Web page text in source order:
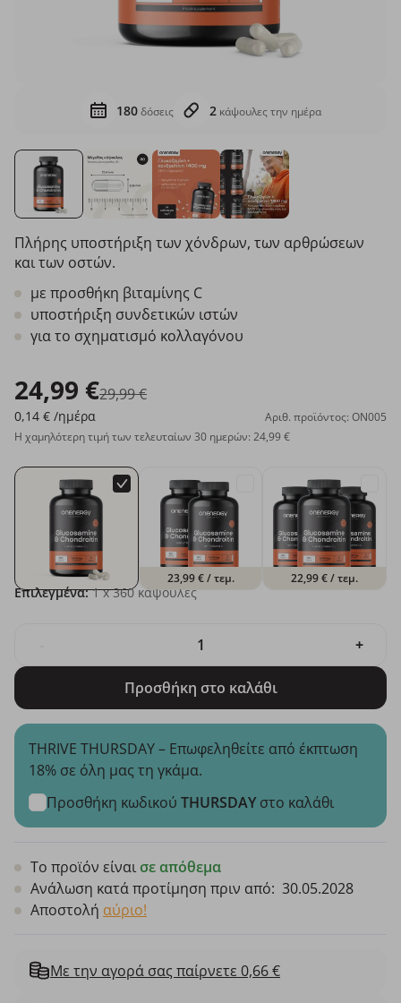
180δόσεις 2κάψουλες την ημέρα
Πλήρης υποστήριξη των χόνδρων, των αρθρώσεων
και των οστών.
με προσθήκη βιταμίνης C
υποστήριξη συνδετικών ιστών
για το σχηματισμό κολλαγόνου
24,99 €29,99 €
0,14 € /ημέρα
Αριθ. προϊόντος: ON005
Η χαμηλότερη τιμή των τελευταίων 30 ημερών: 24,99 €
23,99 €/ τεμ. 22,99 €/ τεμ.
Επιλεγμένα: 1x 360 κάψουλες
+
Προσθήκη στο καλάθι
THRIVE THURSDAY – Επωφεληθείτε από έκπτωση
18% σε όλη μας τη γκάμα.
Προσθήκη κωδικού THURSDAY στο καλάθι
Το προϊόν είναι σε απόθεμα
Ανάλωση κατά προτίμηση πριν από: 30.05.2028
Αποστολή αύριο!
Με την αγορά σας παίρνετε 0,66 €